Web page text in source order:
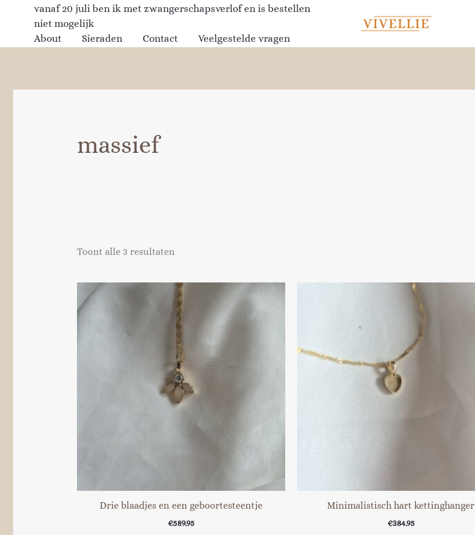
vanaf 20 juli ben ik met zwangerschapsverlof en is bestellen
niet mogelijk
About
Sieraden Contact Veelgestelde vragen
massief
Toont alle 3 resultaten
Gesorteerd
op
Drie blaadjes en een geboortesteentje
€589.95
Minimalistisch hart kettinghanger
€384.95